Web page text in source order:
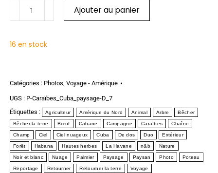
Ajouter au panier
16 en stock
Catégories : Photos, Voyage - Amérique
UGS : P-Caraïbes_Cuba_paysage-D_7
Étiquettes :
Agriculteur Amérique du Nord Animal Arbre Bêcher
Bêcher la terre Bœuf Cabane Campagne Caraïbes Chaîne
Champ Ciel Ciel nuageux Cuba De dos Duo Extérieur
Forêt Habana Hautes herbes La Havane n&b Nature
Noir et blanc Nuage Palmier Paysage Paysan Photo Poteau
Reportage Retourner Retourner la terre Voyage